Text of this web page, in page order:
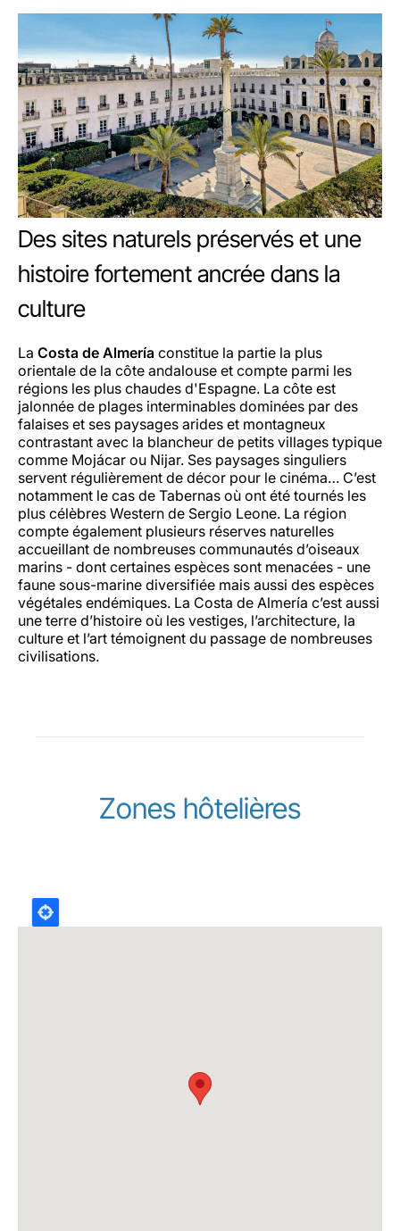
Des sites naturels préservés et une
histoire fortement ancrée dans la
culture
La Costa de Almería constitue la partie la plus
orientale de la côte andalouse et compte parmi les
régions les plus chaudes d'Espagne. La côte est
jalonnée de plages interminables dominées par des
falaises et ses paysages arides et montagneux
contrastant avec la blancheur de petits villages typique
comme Mojácar ou Nijar. Ses paysages singuliers
servent régulièrement de décor pour le cinéma… C’est
notamment le cas de Tabernas où ont été tournés les
plus célèbres Western de Sergio Leone. La région
compte également plusieurs réserves naturelles
accueillant de nombreuses communautés d’oiseaux
marins - dont certaines espèces sont menacées - une
faune sous-marine diversifiée mais aussi des espèces
végétales endémiques. La Costa de Almería c’est aussi
une terre d’histoire où les vestiges, l’architecture, la
culture et l’art témoignent du passage de nombreuses
civilisations.
Zones hôtelières